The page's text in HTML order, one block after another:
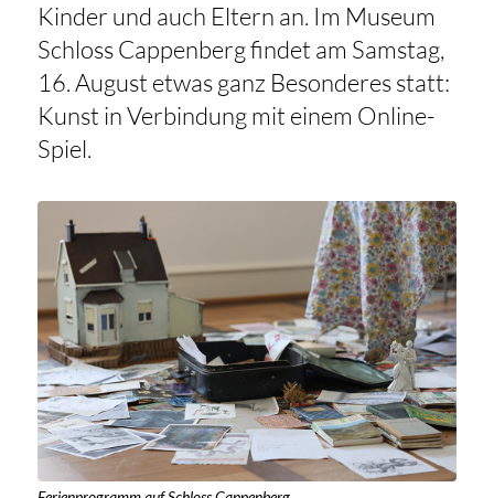
Kinder und auch Eltern an. Im Museum
Schloss Cappenberg findet am Samstag,
16. August etwas ganz Besonderes statt:
Kunst in Verbindung mit einem Online-
Spiel.